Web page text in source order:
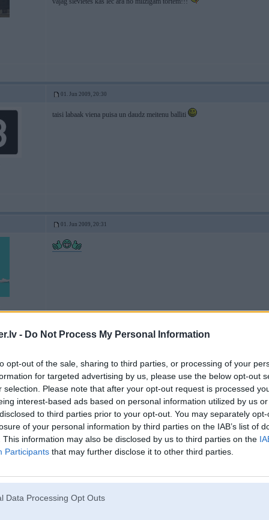
- Do Not Process My Personal Information
opt-out of the sale, sharing to third parties, or processing of your
for targeted advertising by us, please use the below opt-out
selection. Please note that after your opt-out request is processed
interest-based ads based on personal information utilized by us
to third parties prior to your opt-out. You may separately
of your personal information by third parties on the IAB’s list of
This information may also be disclosed by us to third parties on the
Participants that may further disclose it to other third parties.
Data Processing Opt Outs
01. Jun 2009, 20:30
taisi labaak viena puisa un daudz meitenu balliti
01. Jun 2009, 20:31
01. Jun 2009, 20:32
Varbūt ir arī bijušas kādas mežonīgi labās atrakcijas, ko ieteiktu arī citiem?
-----------------
Eu, kāpēc nerāda parakstu?